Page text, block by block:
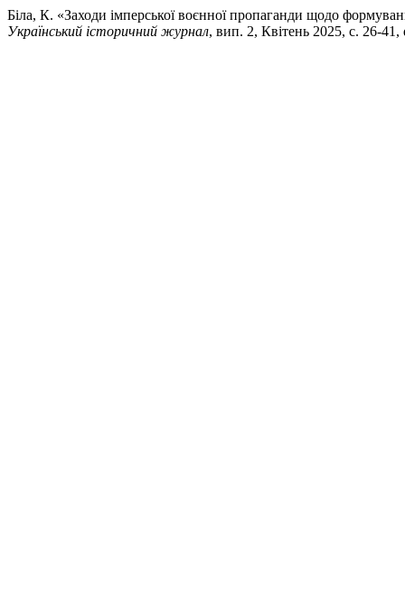
Біла, К. «Заходи імперської воєнної пропаганди щодо
Український історичний журнал, вип. 2, Квітень 2025, с. 26-